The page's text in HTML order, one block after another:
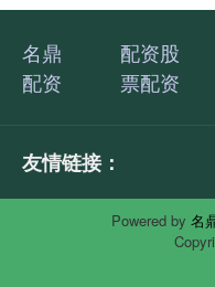
名鼎
配资
配资股
票配资
友情链接：
Powered by 名